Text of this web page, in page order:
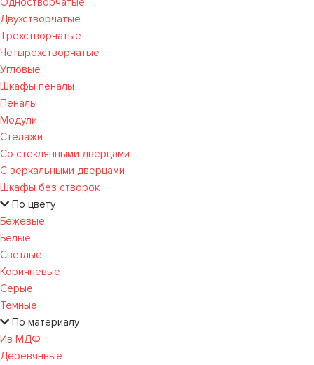
Двухстворчатые
Трехстворчатые
Четырехстворчатые
Угловые
Шкафы пеналы
Пеналы
Модули
Стелажи
Со стеклянными дверцами
С зеркальными дверцами
Шкафы без створок
По цвету
Бежевые
Белые
Светлые
Коричневые
Серые
Темные
По материалу
Из МДФ
Деревянные